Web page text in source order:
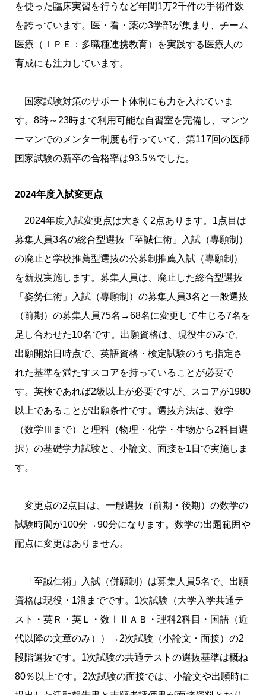
を使った臨床実習を行うなど年間1万2千件の手術件数
を誇っています。医・看・薬の3学部が集まり、チーム
医療（ＩＰＥ：多職種連携教育）を実践する医療人の
育成にも注力しています。
国家試験対策のサポート体制にも力を入れていま
す。8時～23時まで利用可能な自習室を完備し、マンツ
ーマンでのメンター制度も行っていて、第117回の医師
国家試験の新卒の合格率は93.5％でした。
2024年度入試変更点
2024年度入試変更点は大きく2点あります。1点目は
募集人員3名の総合型選抜「至誠仁術」入試（専願制）
の廃止と学校推薦型選抜の公募制推薦入試（専願制）
を新規実施します。募集人員は、廃止した総合型選抜
「姿勢仁術」入試（専願制）の募集人員3名と一般選抜
（前期）の募集人員75名→68名に変更して生じる7名を
足し合わせた10名です。出願資格は、現役生のみで、
出願開始日時点で、英語資格・検定試験のうち指定さ
れた基準を満たすスコアを持っていることが必要で
す。英検であれば2級以上が必要ですが、スコアが1980
以上であることが出願条件です。選抜方法は、数学
（数学Ⅲまで）と理科（物理・化学・生物から2科目選
択）の基礎学力試験と、小論文、面接を1日で実施しま
す。
変更点の2点目は、一般選抜（前期・後期）の数学の
試験時間が100分→90分になります。数学の出題範囲や
配点に変更はありません。
「至誠仁術」入試（併願制）は募集人員5名で、出願
資格は現役・1浪までです。1次試験（大学入学共通テ
スト・英Ｒ・英Ｌ・数ⅠⅡＡＢ・理科2科目・国語（近
代以降の文章のみ））→2次試験（小論文・面接）の2
段階選抜です。1次試験の共通テストの選抜基準は概ね
80％以上です。2次試験の面接では、小論文や出願時に